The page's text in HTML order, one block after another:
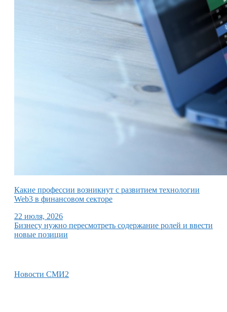
Какие профессии возникнут с развитием технологии
Web3 в финансовом секторе
22 июля, 2026
Бизнесу нужно пересмотреть содержание ролей и ввести
новые позиции
Новости СМИ2